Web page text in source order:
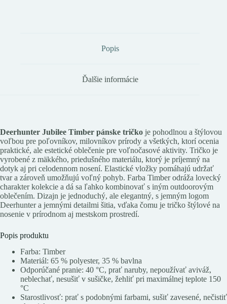
Popis
Ďalšie informácie
Deerhunter Jubilee Timber pánske tričko je pohodlnou a štýlovou
voľbou pre poľovníkov, milovníkov prírody a všetkých, ktorí ocenia
praktické, ale estetické oblečenie pre voľnočasové aktivity. Tričko je
vyrobené z mäkkého, priedušného materiálu, ktorý je príjemný na
dotyk aj pri celodennom nosení. Elastické vložky pomáhajú udržať
tvar a zároveň umožňujú voľný pohyb. Farba Timber odráža lovecký
charakter kolekcie a dá sa ľahko kombinovať s iným outdoorovým
oblečením. Dizajn je jednoduchý, ale elegantný, s jemným logom
Deerhunter a jemnými detailmi šitia, vďaka čomu je tričko štýlové na
nosenie v prírodnom aj mestskom prostredí.
Popis produktu
Farba: Timber
Materiál: 65 % polyester, 35 % bavlna
Odporúčané pranie: 40 °C, prať naruby, nepoužívať aviváž,
neblechať, nesušiť v sušičke, žehliť pri maximálnej teplote 150
°C
Starostlivosť: prať s podobnými farbami, sušiť zavesené, nečistiť